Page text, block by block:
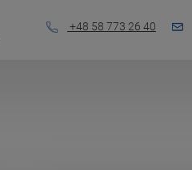
+48 58 773 26 40